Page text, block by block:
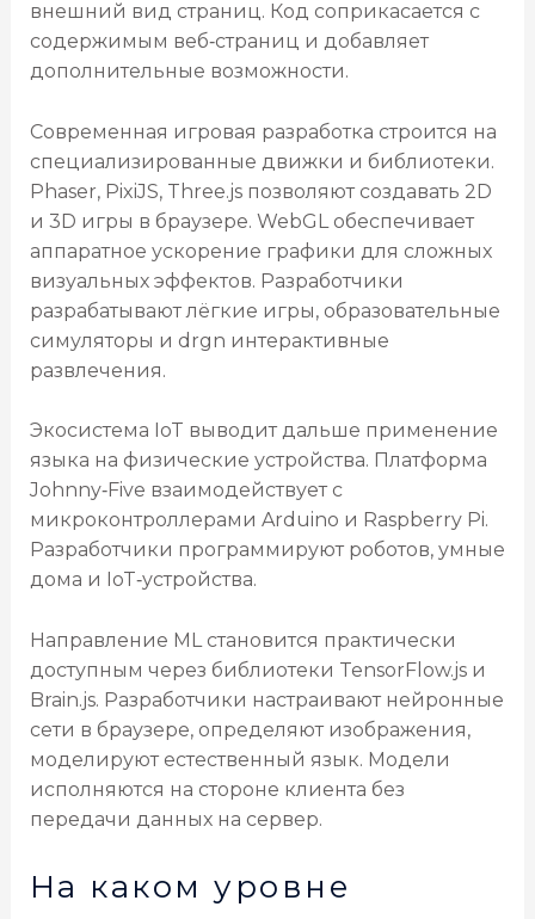
внешний вид страниц. Код соприкасается с
содержимым веб‑страниц и добавляет
дополнительные возможности.
Современная игровая разработка строится на
специализированные движки и библиотеки.
Phaser, PixiJS, Three.js позволяют создавать 2D
и 3D игры в браузере. WebGL обеспечивает
аппаратное ускорение графики для сложных
визуальных эффектов. Разработчики
разрабатывают лёгкие игры, образовательные
симуляторы и drgn интерактивные
развлечения.
Экосистема IoT выводит дальше применение
языка на физические устройства. Платформа
Johnny‑Five взаимодействует с
микроконтроллерами Arduino и Raspberry Pi.
Разработчики программируют роботов, умные
дома и IoT‑устройства.
Направление ML становится практически
доступным через библиотеки TensorFlow.js и
Brain.js. Разработчики настраивают нейронные
сети в браузере, определяют изображения,
моделируют естественный язык. Модели
исполняются на стороне клиента без
передачи данных на сервер.
На каком уровне